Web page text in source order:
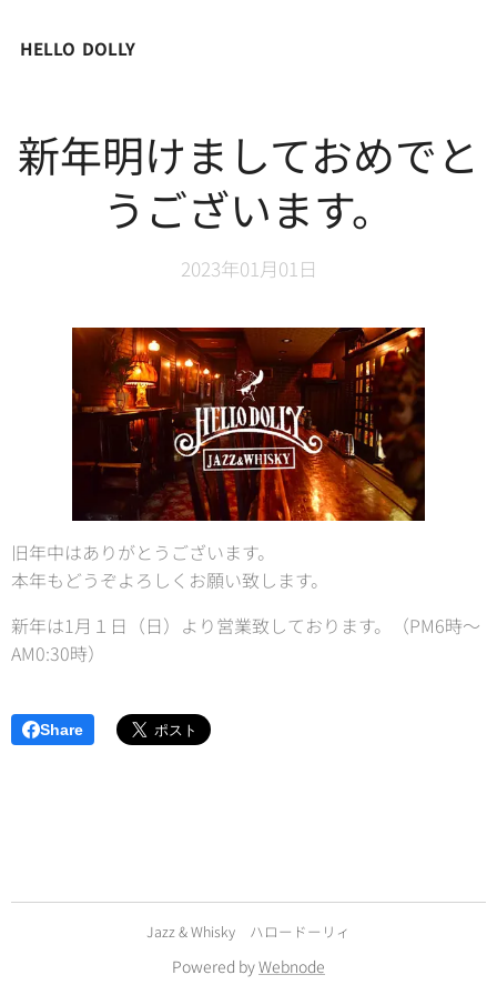
HELLO DOLLY
新年明けましておめでと
うございます。
2023年01月01日
旧年中はありがとうございます。
本年もどうぞよろしくお願い致します。
新年は1月１日（日）より営業致しております。（PM6時〜
AM0:30時）
Share
Jazz & Whisky ハロードーリィ
Powered byWebnode